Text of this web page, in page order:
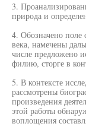
3.
природа и
4. Обозначено поле
века, намечены
числе предложено
филию, сторге в
5. В контексте
рассмотрены
произведения
этой работы
воплощения